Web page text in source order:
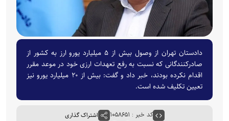
دادستان تهران از وصول بیش از ۵ میلیارد یورو ارز به کشور از
صادرکنندگانی که نسبت به رفع تعهدات ارزی خود در موعد مقرر
اقدام نکرده بودند، خبر داد و گفت: بیش از ۲۰ میلیارد یورو نیز
تعیین تکلیف شده است.
کد خبر : ۱۰۵۸۶۵۱ اشتراک گذاری